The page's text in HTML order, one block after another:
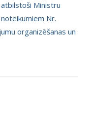
Ministru
Nr.
organizēšanas un